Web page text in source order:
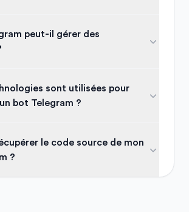
peut-il gérer des
sont utilisées pour
bot Telegram ?
le code source de mon
?